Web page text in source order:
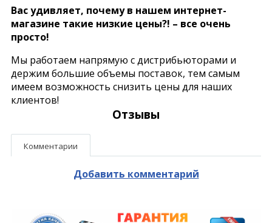
Вас удивляет, почему в нашем интернет-
магазине такие низкие цены?! – все очень
просто!
Мы работаем напрямую с дистрибьюторами и
держим большие объемы поставок, тем самым
имеем возможность снизить цены для наших
клиентов!
Отзывы
Комментарии
Добавить комментарий